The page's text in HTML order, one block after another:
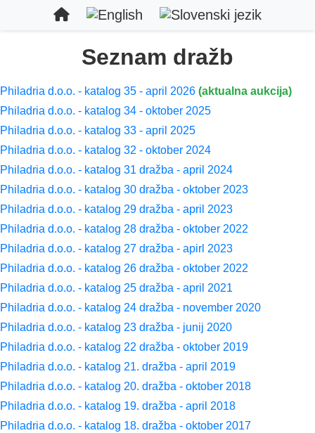
Seznam dražb
Philadria d.o.o. - katalog 35 - april 2026 (aktualna aukcija)
Philadria d.o.o. - katalog 34 - oktober 2025
Philadria d.o.o. - katalog 33 - april 2025
Philadria d.o.o. - katalog 32 - oktober 2024
Philadria d.o.o. - katalog 31 dražba - april 2024
Philadria d.o.o. - katalog 30 dražba - oktober 2023
Philadria d.o.o. - katalog 29 dražba - april 2023
Philadria d.o.o. - katalog 28 dražba - oktober 2022
Philadria d.o.o. - katalog 27 dražba - apirl 2023
Philadria d.o.o. - katalog 26 dražba - oktober 2022
Philadria d.o.o. - katalog 25 dražba - april 2021
Philadria d.o.o. - katalog 24 dražba - november 2020
Philadria d.o.o. - katalog 23 dražba - junij 2020
Philadria d.o.o. - katalog 22 dražba - oktober 2019
Philadria d.o.o. - katalog 21. dražba - april 2019
Philadria d.o.o. - katalog 20. dražba - oktober 2018
Philadria d.o.o. - katalog 19. dražba - april 2018
Philadria d.o.o. - katalog 18. dražba - oktober 2017